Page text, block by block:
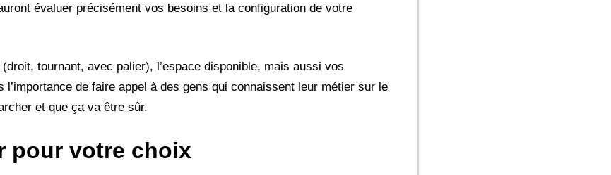
évaluer précisément vos besoins et la configuration de votre
tournant, avec palier), l’espace disponible, mais aussi vos
de faire appel à des gens qui connaissent leur métier sur le
et que ça va être sûr.
pour votre choix